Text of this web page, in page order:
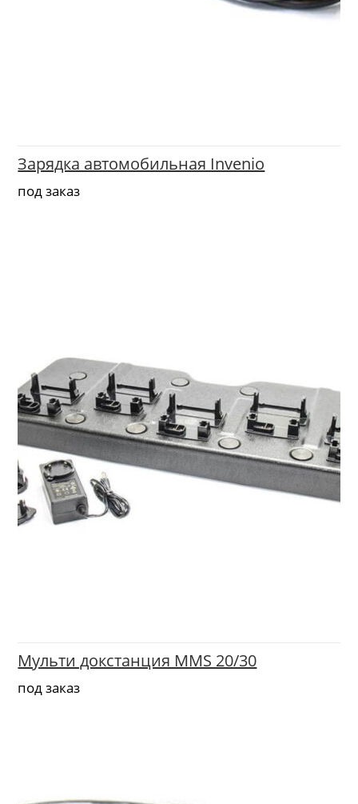
Зарядка автомобильная Invenio
под заказ
Мульти докстанция MMS 20/30
под заказ